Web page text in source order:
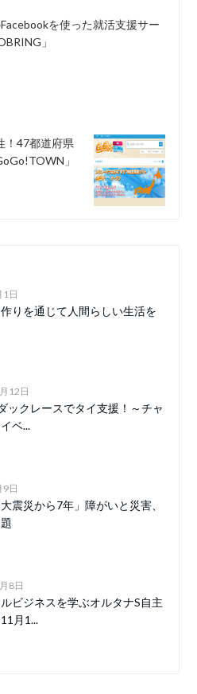
を使った就活支援サー
」
！47都道府県
」
日
りを通じて人間らしい生活を
12日
クレースでタイ支援！～チャ
ベ...
日
大震災から7年」障がいと災害、
8日
ビジネスを学ぶオルタナS自主
月1...